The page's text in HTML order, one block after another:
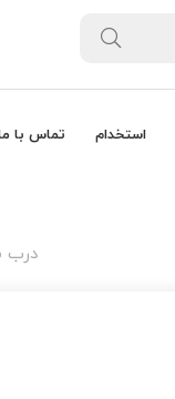
استخدام تماس با
درب